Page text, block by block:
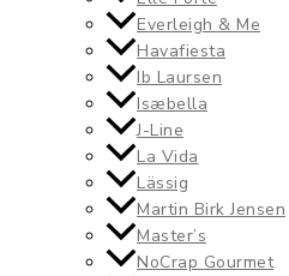
Everleigh & Me
Havafiesta
Ib Laursen
Isæbella
J-Line
La Vida
Lässig
Martin Birk Jensen
Master’s
NoCrap Gourmet